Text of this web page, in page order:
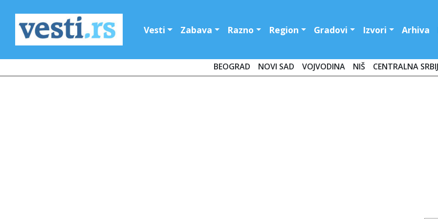
Vesti Zabava Razno Region Gradovi Izvori Arhiva
BEOGRAD NOVI SAD VOJVODINA NIŠ CENTRALNA